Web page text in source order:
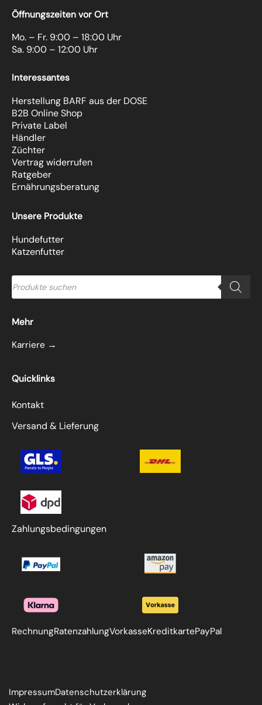
Öffnungszeiten vor Ort
Mo. – Fr. 9:00 – 18:00 Uhr
Sa. 9:00 – 12:00 Uhr
Interessantes
Herstellung BARF aus der DOSE
B2B Online Shop
Private Label
Händler
Züchter
Vertrag widerrufen
Ratgeber
Ernährungsberatung
Unsere Produkte
Hundefutter
Katzenfutter
Products
search
Mehr
Karriere →
Quicklinks
Kontakt
Versand & Lieferung
Zahlungsbedingungen
RechnungRatenzahlung VorkasseKreditkartePayPal
ImpressumDatenschutzerklärung